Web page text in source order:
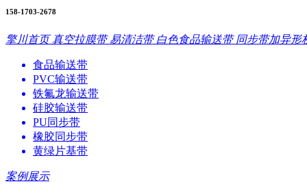
158-1703-2678
擎川首页 真空拉膜带 易清洁带 白色食品输送带 同步带加异形
食品输送带
PVC输送带
铁氟龙输送带
硅胶输送带
PU同步带
橡胶同步带
黄绿片基带
案例展示